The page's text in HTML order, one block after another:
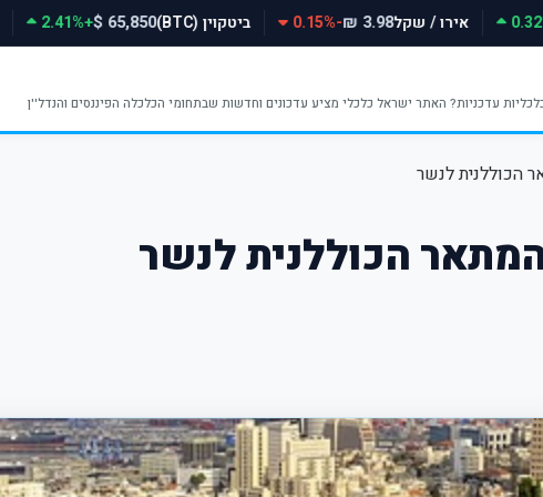
אירו / שקל3.98 ₪
-0.15% ביטקוין (BTC) 65,850 $
+2.41%
הכוללנית לנשר
הכוללנית לנשר